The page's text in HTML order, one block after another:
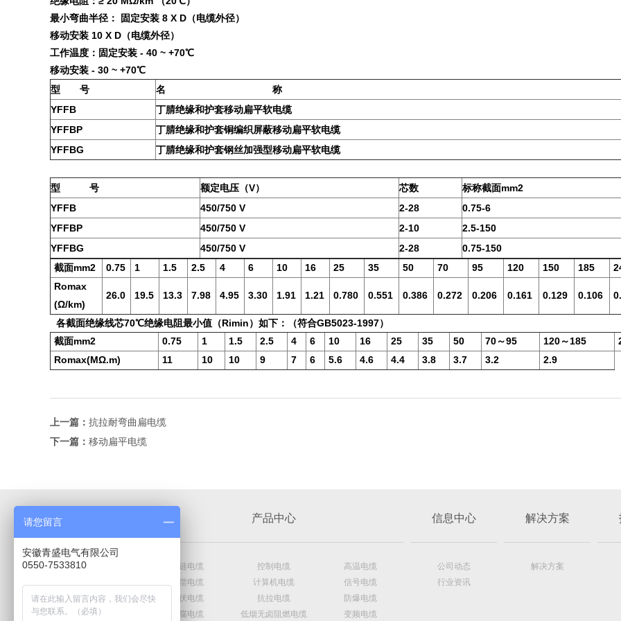
最小弯曲半径： 固定安装 8 X D（电缆外径）
移动安装 10 X D（电缆外径）
工作温度：固定安装 - 40 ~ +70℃
移动安装 - 30 ~ +70℃
型 号
名 称
YFFB
丁腈绝缘和护套移动扁平软电缆
YFFBP
丁腈绝缘和护套铜编织屏蔽移动扁平软电缆
YFFBG
丁腈绝缘和护套钢丝加强型移动扁平软电缆
型 号 额定电压（V） 芯数
标称截面mm2
YFFB
450/750 V 2-28
0.75-6
YFFBP
450/750 V 2-10
2.5-150
YFFBG
450/750 V 2-28
0.75-150
截面mm2
0.75 1 1.5 2.5 4 6 10 16 25 35 50 70 95 120 150 185
Romax
(Ω/km)
26.0 19.5 13.3 7.98 4.95 3.30 1.91 1.21 0.780 0.551 0.386 0.272 0.206 0.161 0.129 0.106
各截面绝缘线芯70℃绝缘电阻最小值（Rimin）如下：（符合GB5023-1997）
截面mm2
0.75 1 1.5 2.5 4 6 10 16 25 35 50 70～95 120～185
Romax(MΩ.m)
11 10 10 9 7 6 5.6 4.6 4.4 3.8 3.7 3.2 2.9
上一篇： 抗拉耐弯曲扁电缆
下一篇： 移动扁平电缆
公司简介
企业实景
资质荣誉
产品中心
拖链电缆 控制电缆
高温电缆
补偿电缆
计算机电缆
信号电缆
光伏电缆
抗拉电缆
防爆电缆
防腐电缆
低烟无卤阻燃电缆 变频电缆
信息中心
公司动态
行业资讯
解决方案
解决方案
请您留言
安徽青盛电气有限公司
0550-7533810